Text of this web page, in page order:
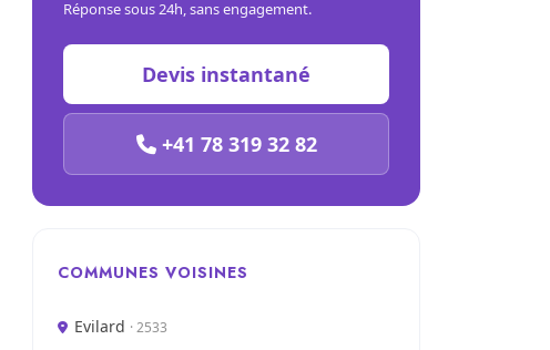
Réponse sous 24h, sans engagement.
Devis instantané
+41 78 319 32 82
COMMUNES VOISINES
Evilard · 2533